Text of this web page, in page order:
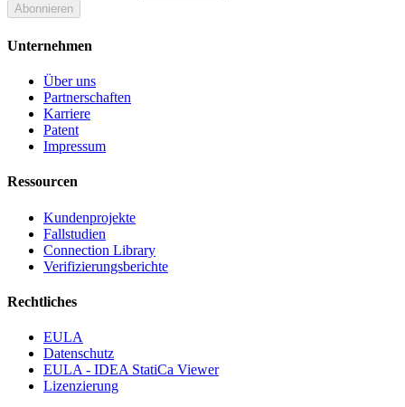
Abonnieren
Unternehmen
Über uns
Partnerschaften
Karriere
Patent
Impressum
Ressourcen
Kundenprojekte
Fallstudien
Connection Library
Verifizierungsberichte
Rechtliches
EULA
Datenschutz
EULA - IDEA StatiCa Viewer
Lizenzierung